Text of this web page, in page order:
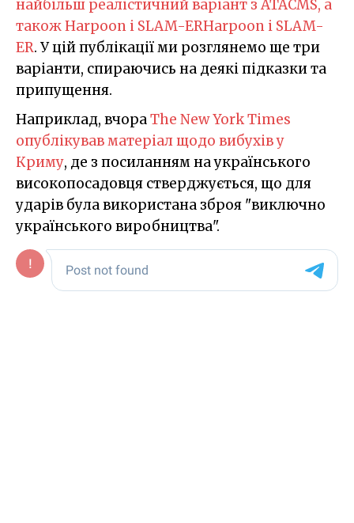
найбільш реалістичний варіант з ATACMS, а
також Harpoon і SLAM-ERHarpoon і SLAM-
ER. У цій публікації ми розглянемо ще три
варіанти, спираючись на деякі підказки та
припущення.
Наприклад, вчораThe New York Times
опублікував матеріал щодо вибухів у
Криму, де з посиланням на українського
високопосадовця стверджується, що для
ударів була використана зброя "виключно
українського виробництва".